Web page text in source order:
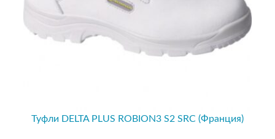
Туфли DELTA PLUS ROBION3 S2 SRC (Франция)